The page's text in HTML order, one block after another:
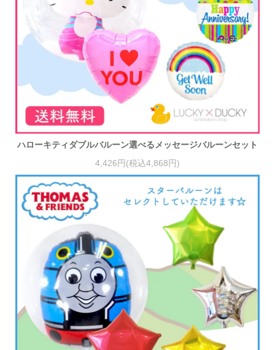
ハローキティダブルバルーン選べるメッセージバルーンセット
4,426円(税込4,868円)